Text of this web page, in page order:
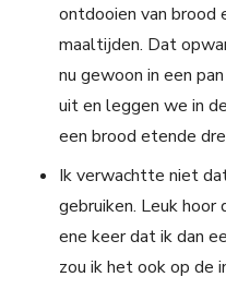
ontdooien van brood
maaltijden. Dat
nu gewoon in een
uit en leggen we in
een brood etende
Ik verwachtte niet
gebruiken. Leuk hoor
ene keer dat ik dan
zou ik het ook op de